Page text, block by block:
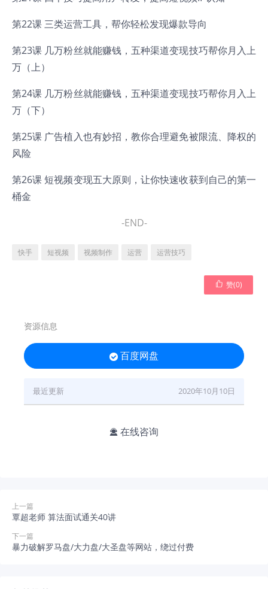
第22课 三类运营工具，帮你轻松发现爆款导向
第23课 几万粉丝就能赚钱，五种渠道变现技巧帮你月入上
万（上）
第24课 几万粉丝就能赚钱，五种渠道变现技巧帮你月入上
万（下）
第25课 广告植入也有妙招，教你合理避免被限流、降权的
风险
第26课 短视频变现五大原则，让你快速收获到自己的第一
桶金
-END-
快手 短视频 视频制作 运营 运营技巧
 赞(0)
资源信息
 百度网盘
最近更新 2020年10月10日
 在线咨询
上一篇
覃超老师 算法面试通关40讲
下一篇
暴力破解罗马盘/大力盘/大圣盘等网站，绕过付费